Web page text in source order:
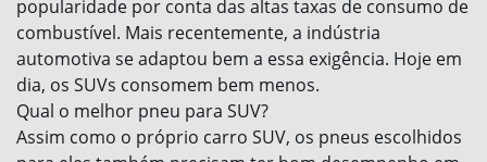
popularidade por conta das altas taxas de consumo de
combustível. Mais recentemente, a indústria
automotiva se adaptou bem a essa exigência. Hoje em
dia, os SUVs consomem bem menos.
Qual o melhor pneu para SUV?
Assim como o próprio carro SUV, os pneus escolhidos